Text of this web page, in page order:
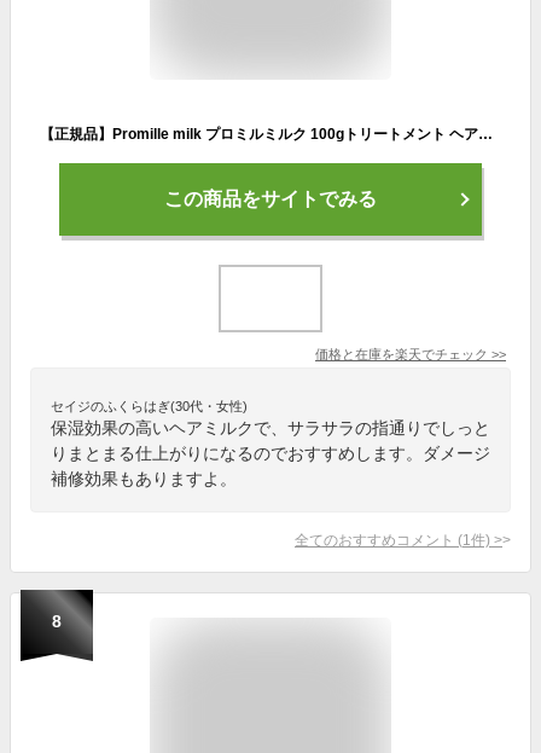
【正規品】Promille milk プロミルミルク 100gトリートメント ヘアオイル ナイトケア ナイトリペア 美容室 サロン ヘアケア ダメージ 保湿 おすすめ くせ毛 乾燥 ハリ コシ 指通り しっとり さらさら うねり くせ毛 硬い髪 ボトル ヘアミルク フレグランス 美容液 ツヤ
この商品をサイトでみる
価格と在庫を楽天でチェック >>
セイジのふくらはぎ(30代・女性)
保湿効果の高いヘアミルクで、サラサラの指通りでしっと
りまとまる仕上がりになるのでおすすめします。ダメージ
補修効果もありますよ。
全てのおすすめコメント (1 件) >
8